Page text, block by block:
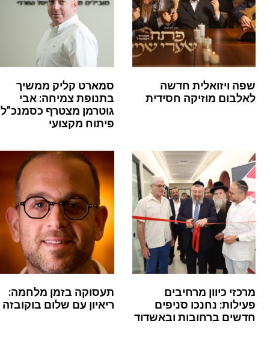
שפה ויזואלית חדשה
לאלבום מוזיקה חסידית
סמארט קליק ממשיך
בתנופת צמיחה: אבי
גוטרמן מצטרף כסמנכ”ל
פיתוח מקצועי
מרכזי כיוון מרחיבים
פעילות: נחנכו סניפים
חדשים ברחובות ובאשדוד
תעסוקה בזמן מלחמה:
ריאיון עם שלום בוקובזה